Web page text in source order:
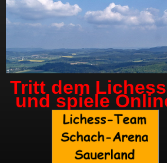
Tritt dem
und spiele